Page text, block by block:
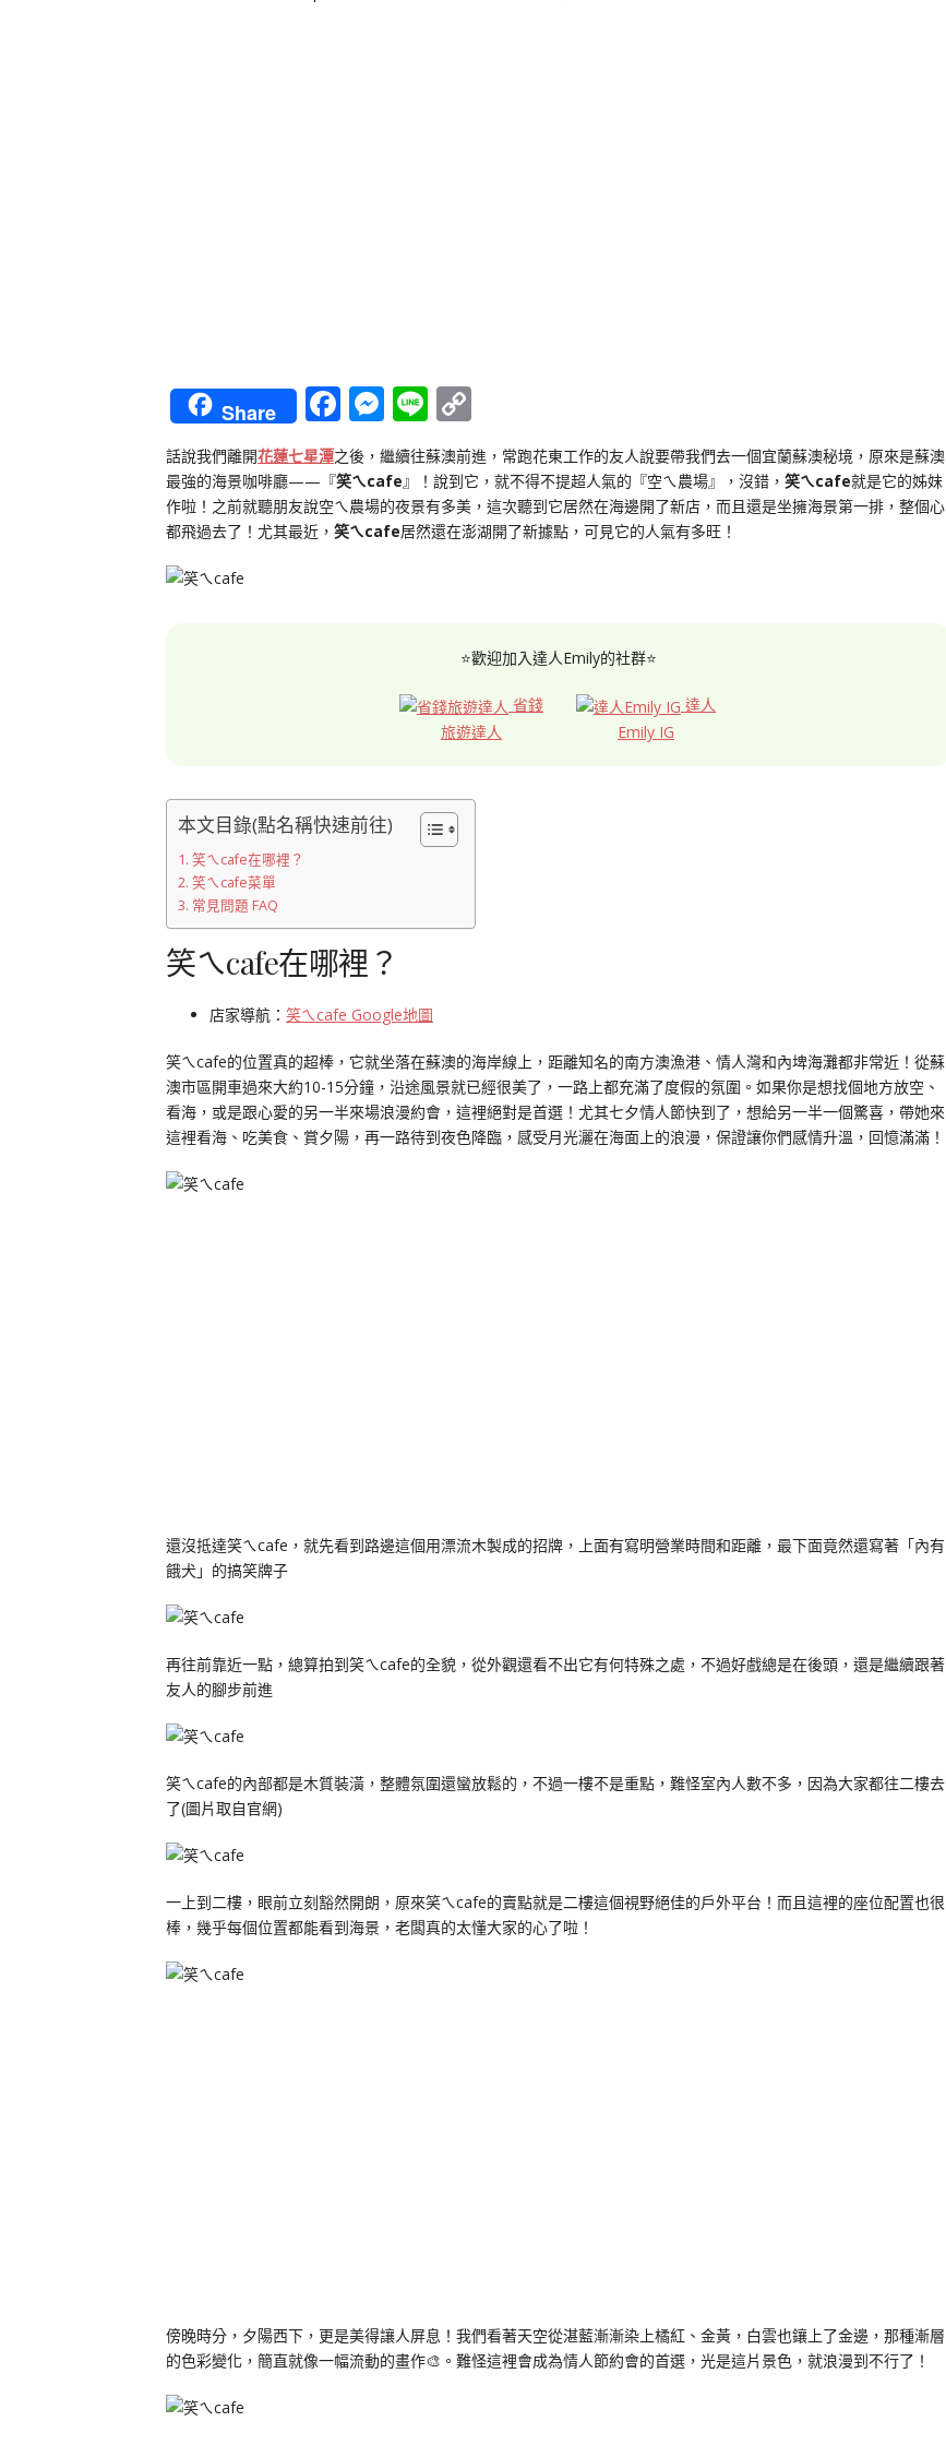
Share Facebook
Messenger
Line
Link
話說我們離開花蓮七星潭之後，繼續往蘇澳前進，常跑花東工作的友人說要帶我們去一個宜蘭蘇澳秘境，原來是蘇澳
最強的海景咖啡廳——『笑ㄟcafe 』！說到它，就不得不提超人氣的『空ㄟ農場』，沒錯， 笑ㄟcafe就是它的姊妹
作啦！之前就聽朋友說空ㄟ農場的夜景有多美，這次聽到它居然在海邊開了新店，而且還是坐擁海景第一排，整個心
都飛過去了！尤其最近， 笑ㄟcafe居然還在澎湖開了新據點，可見它的人氣有多旺！
⭐歡迎加入達人Emily的社群⭐
省錢
旅遊達人
達人
Emily IG
本文目錄(點名稱快速前往)
笑ㄟcafe在哪裡？
笑ㄟcafe菜單
常見問題 FAQ
笑ㄟcafe在哪裡？
店家導航： 笑ㄟcafe Google地圖
笑ㄟcafe的位置真的超棒，它就坐落在蘇澳的海岸線上，距離知名的南方澳漁港、情人灣和內埤海灘都非常近！從蘇
澳市區開車過來大約10-15分鐘，沿途風景就已經很美了，一路上都充滿了度假的氛圍。如果你是想找個地方放空、
看海，或是跟心愛的另一半來場浪漫約會，這裡絕對是首選！尤其七夕情人節快到了，想給另一半一個驚喜，帶她來
這裡看海、吃美食、賞夕陽，再一路待到夜色降臨，感受月光灑在海面上的浪漫，保證讓你們感情升溫，回憶滿滿！
還沒抵達笑ㄟcafe，就先看到路邊這個用漂流木製成的招牌，上面有寫明營業時間和距離，最下面竟然還寫著「內有
餓犬」的搞笑牌子
再往前靠近一點，總算拍到笑ㄟcafe的全貌，從外觀還看不出它有何特殊之處，不過好戲總是在後頭，還是繼續跟著
友人的腳步前進
笑ㄟcafe的內部都是木質裝潢，整體氛圍還蠻放鬆的，不過一樓不是重點，難怪室內人數不多，因為大家都往二樓去
了(圖片取自官網)
一上到二樓，眼前立刻豁然開朗，原來笑ㄟcafe的賣點就是二樓這個視野絕佳的戶外平台！而且這裡的座位配置也很
棒，幾乎每個位置都能看到海景，老闆真的太懂大家的心了啦！
傍晚時分，夕陽西下，更是美得讓人屏息！我們看著天空從湛藍漸漸染上橘紅、金黃，白雲也鑲上了金邊，那種漸層
的色彩變化，簡直就像一幅流動的畫作🎨。難怪這裡會成為情人節約會的首選，光是這片景色，就浪漫到不行了！